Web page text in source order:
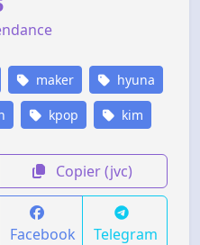
maker hyuna
kpop kim
Copier (jvc)
Facebook Telegram